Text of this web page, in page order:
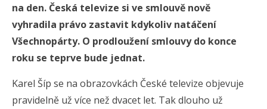
na den. Česká televize si ve smlouvě nově
vyhradila právo zastavit kdykoliv natáčení
Všechnopárty. O prodloužení smlouvy do konce
roku se teprve bude jednat.
Karel Šíp se na obrazovkách České televize objevuje
pravidelně už více než dvacet let. Tak dlouho už